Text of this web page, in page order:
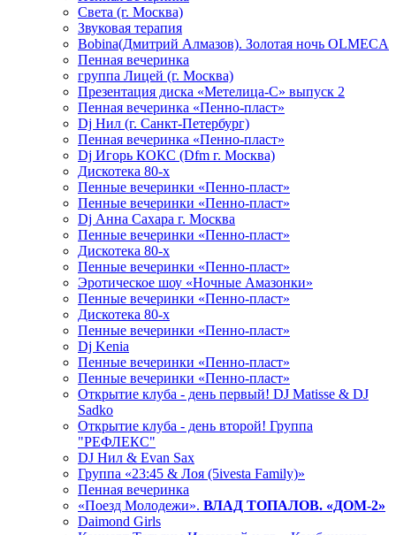
Света (г. Москва)
Звуковая терапия
Bobina(Дмитрий Алмазов). Золотая ночь OLMECA
Пенная вечеринка
группа Лицей (г. Москва)
Презентация диска «Метелица-С» выпуск 2
Пенная вечеринка «Пенно-пласт»
Dj Нил (г. Санкт-Петербург)
Пенная вечеринка «Пенно-пласт»
Dj Игорь КОКС (Dfm г. Москва)
Дискотека 80-х
Пенные вечеринки «Пенно-пласт»
Пенные вечеринки «Пенно-пласт»
Dj Анна Сахара г. Москва
Пенные вечеринки «Пенно-пласт»
Дискотека 80-х
Пенные вечеринки «Пенно-пласт»
Эротическое шоу «Ночные Амазонки»
Пенные вечеринки «Пенно-пласт»
Дискотека 80-х
Пенные вечеринки «Пенно-пласт»
Dj Kenia
Пенные вечеринки «Пенно-пласт»
Пенные вечеринки «Пенно-пласт»
Открытие клуба - день первый! DJ Matisse & DJ
Sadko
Открытие клуба - день второй! Группа
"РЕФЛЕКС"
DJ Нил & Evan Sax
Группа «23:45 & Лоя (5ivesta Family)»
Пенная вечеринка
«Поезд Молодежи». ВЛАД ТОПАЛОВ. «ДОМ-2»
Daimond Girls